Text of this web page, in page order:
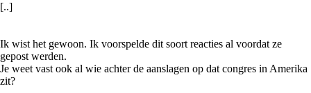
[..]
Ik wist het gewoon. Ik voorspelde dit soort reacties al voordat ze
gepost werden.
Je weet vast ook al wie achter de aanslagen op dat congres in Amerika
zit?